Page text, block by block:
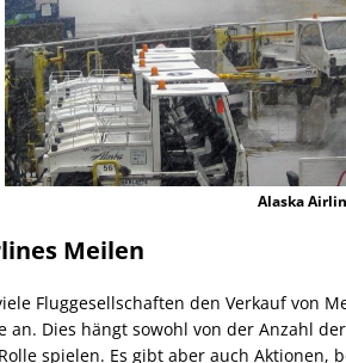
Alaska
Meilen
Fluggesellschaften den Verkauf von
Dies hängt sowohl von der Anzahl
spielen. Es gibt aber auch